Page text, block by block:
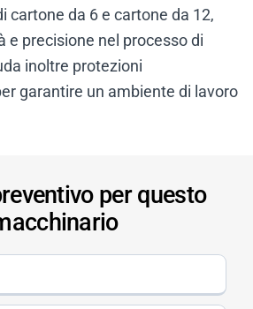
cartone da 6 e cartone da 12,
e precisione nel processo di
inoltre protezioni
garantire un ambiente di lavoro
per questo